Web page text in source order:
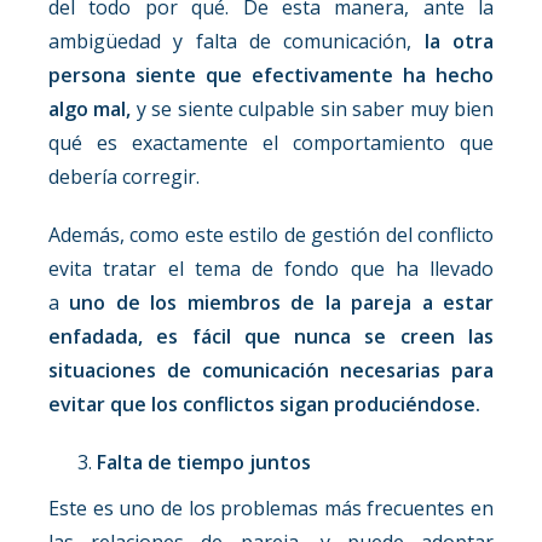
del todo por qué. De esta manera, ante la
ambigüedad y falta de comunicación, la otra
persona siente que efectivamente ha hecho
algo mal, y se siente culpable sin saber muy bien
qué es exactamente el comportamiento que
debería corregir.
Además, como este estilo de gestión del conflicto
evita tratar el tema de fondo que ha llevado
a uno de los miembros de la pareja a estar
enfadada, es fácil que nunca se creen las
situaciones de comunicación necesarias para
evitar que los conflictos sigan produciéndose.
Falta de tiempo juntos
Este es uno de los problemas más frecuentes en